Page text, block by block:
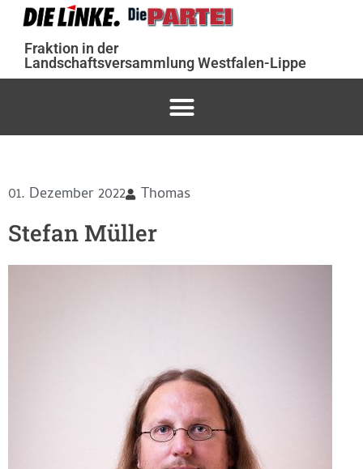
Fraktion in der
Landschaftsversammlung Westfalen-Lippe
01. Dezember 2022 Thomas
Stefan Müller